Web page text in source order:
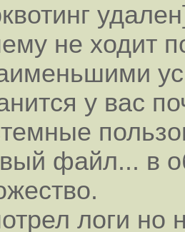
не ходит
у вас
файл... в
логи но